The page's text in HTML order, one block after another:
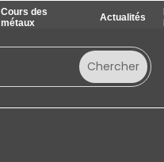
Cours des
métaux
Actualités